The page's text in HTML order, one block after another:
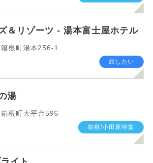
＆リゾーツ - 湯本富士屋ホテル
根町湯本256-1
旅したい
湯
根町大平台596
箱根/小田原特集